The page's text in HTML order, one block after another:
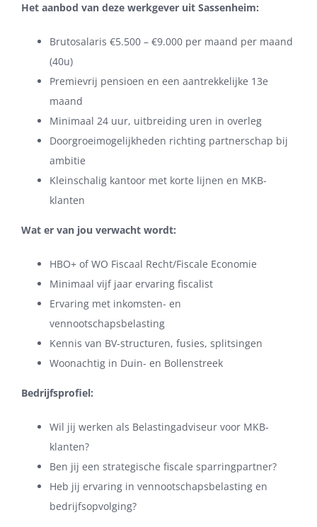
Het aanbod van deze werkgever uit Sassenheim:
Brutosalaris €5.500 – €9.000 per maand per maand
(40u)
Premievrij pensioen en een aantrekkelijke 13e
maand
Minimaal 24 uur, uitbreiding uren in overleg
Doorgroeimogelijkheden richting partnerschap bij
ambitie
Kleinschalig kantoor met korte lijnen en MKB-
klanten
Wat er van jou verwacht wordt:
HBO+ of WO Fiscaal Recht/Fiscale Economie
Minimaal vijf jaar ervaring fiscalist
Ervaring met inkomsten- en
vennootschapsbelasting
Kennis van BV-structuren, fusies, splitsingen
Woonachtig in Duin- en Bollenstreek
Bedrijfsprofiel:
Wil jij werken als Belastingadviseur voor MKB-
klanten?
Ben jij een strategische fiscale sparringpartner?
Heb jij ervaring in vennootschapsbelasting en
bedrijfsopvolging?